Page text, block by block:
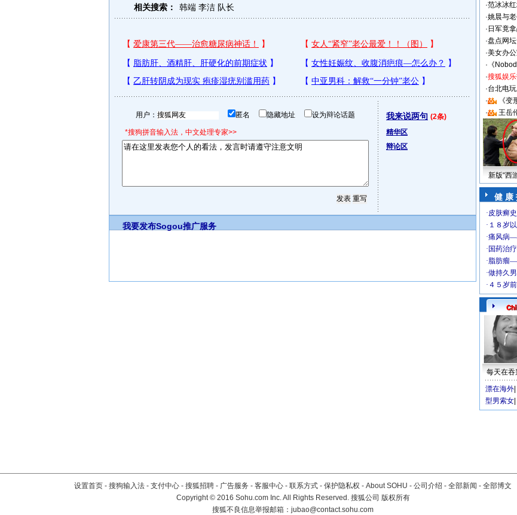
相关搜索： 韩端 李洁 队长
用户： 匿名 隐藏地址 设为辩论话题
*搜狗拼音输入法，中文处理专家>>
我来说两句 (2条)
精华区
辩论区
我要发布Sogou推广服务
·范冰冰
·姚晨与
· 日军竟
·盘点网
·美女办
· 《
·搜狐娱
·台北电
·
《变
·
王岳
新版“西
健 康
每天在吞
漂在海外
型男索女
设置首页 - 搜狗输入法 - 支付中心 - 搜狐招聘 - 广告服务 - 客服中心 - 联系方式 - 保护隐私权 - About SOHU - 公司介绍 - 全部新闻 - 全部博文
Copyright©2016 Sohu.com Inc. All Rights Reserved. 搜狐公司 版权所有
搜狐不良信息举报邮箱： jubao@contact.sohu.com